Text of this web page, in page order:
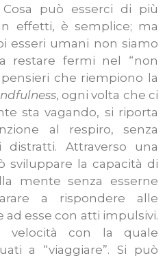
può esserci di più
effetti, è semplice; ma
esseri umani non siamo
restare fermi nel “non
che riempiono la
, ogni volta che ci
sta vagando, si riporta
al respiro, senza
distratti. Attraverso una
sviluppare la capacità di
mente senza esserne
a rispondere alle
ad esse con atti impulsivi.
velocità con la quale
a “viaggiare”. Si può